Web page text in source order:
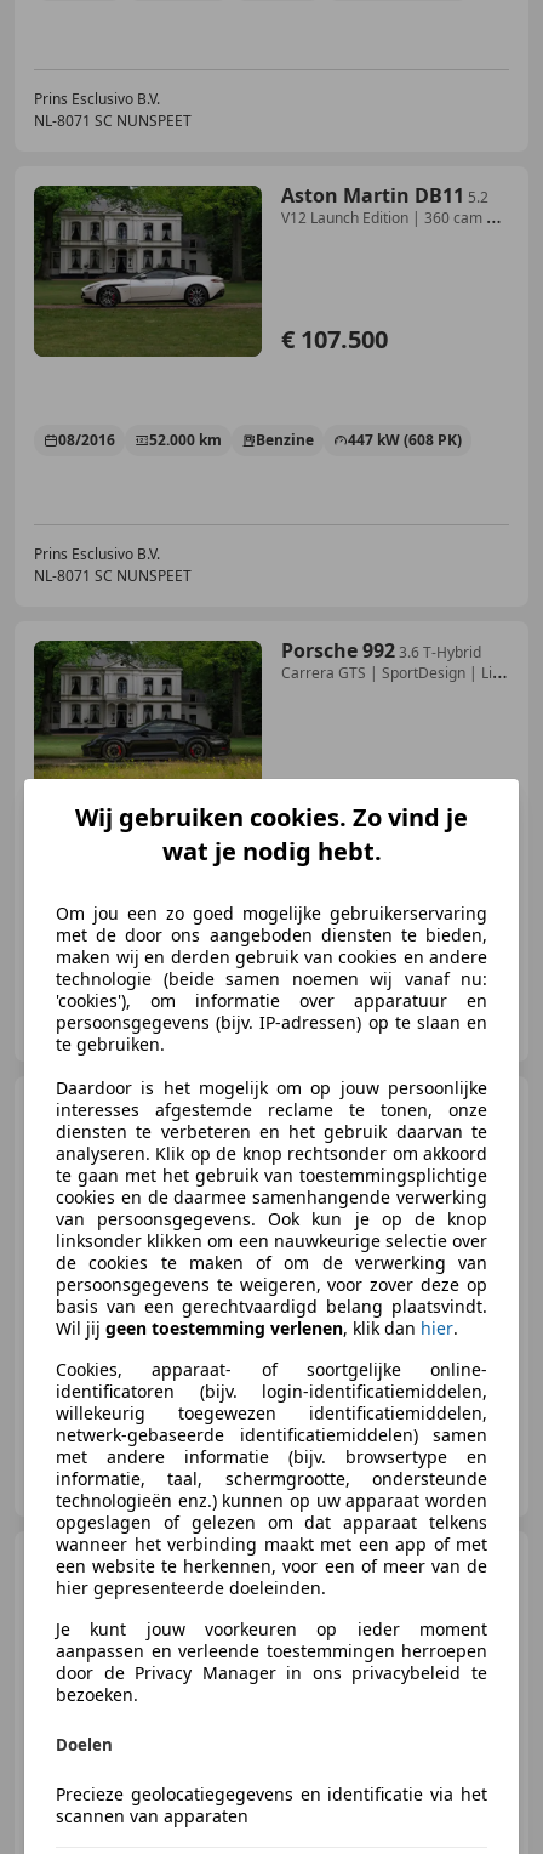
Prins Esclusivo B.V.
NL-8071 SC NUNSPEET
Aston Martin DB11 5.2
V12 Launch Edition | 360 cam |
€ 107.500
08/2016 52.000 km Benzine 447 kW (608 PK)
Prins Esclusivo B.V.
NL-8071 SC NUNSPEET
Porsche 9923.6 T-Hybrid
Carrera GTS | SportDesign | Lift
Prins Esclusivo B.V.
NL-8071 SC NUNSPEET
Ferrari 296 GTB
3.0 V6 |
Giallo Triplo Strato | Racing Seats
| War
€ 269.500
Prins Esclusivo B.V.
NL-8071 SC NUNSPEET
Ferrari California3.9 T
HELE | Carbon Stuur | CarPlay |
01/2016 58.422 km Benzine 413 kW (562 PK)
Wij gebruiken cookies. Zo vind je
wat je nodig hebt.
Om jou een zo goed mogelijke gebruikerservaring
met de door ons aangeboden diensten te bieden,
maken wij en derden gebruik van cookies en andere
technologie (beide samen noemen wij vanaf nu:
'cookies'), om informatie over apparatuur en
persoonsgegevens (bijv. IP-adressen) op te slaan en
te gebruiken.
Daardoor is het mogelijk om op jouw persoonlijke
interesses afgestemde reclame te tonen, onze
diensten te verbeteren en het gebruik daarvan te
analyseren. Klik op de knop rechtsonder om akkoord
te gaan met het gebruik van toestemmingsplichtige
cookies en de daarmee samenhangende verwerking
van persoonsgegevens. Ook kun je op de knop
linksonder klikken om een nauwkeurige selectie over
de cookies te maken of om de verwerking van
persoonsgegevens te weigeren, voor zover deze op
basis van een gerechtvaardigd belang plaatsvindt.
Wil jij geen toestemming verlenen, klik dan hier.
Cookies, apparaat- of soortgelijke online-
identificatoren (bijv. login-identificatiemiddelen,
willekeurig toegewezen identificatiemiddelen,
netwerk-gebaseerde identificatiemiddelen) samen
met andere informatie (bijv. browsertype en
informatie, taal, schermgrootte, ondersteunde
technologieën enz.) kunnen op uw apparaat worden
opgeslagen of gelezen om dat apparaat telkens
wanneer het verbinding maakt met een app of met
een website te herkennen, voor een of meer van de
hier gepresenteerde doeleinden.
Je kunt jouw voorkeuren op ieder moment
aanpassen en verleende toestemmingen herroepen
door de Privacy Manager in ons privacybeleid te
bezoeken.
Doelen
Precieze geolocatiegegevens en identificatie via het
scannen van apparaten